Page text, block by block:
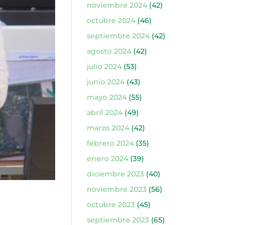
noviembre 2024(42)
octubre 2024(46)
septiembre 2024(42)
agosto 2024(42)
julio 2024(53)
junio 2024(43)
mayo 2024(55)
abril 2024(49)
marzo 2024(42)
febrero 2024(35)
enero 2024(39)
diciembre 2023(40)
noviembre 2023(56)
octubre 2023(45)
septiembre 2023(65)